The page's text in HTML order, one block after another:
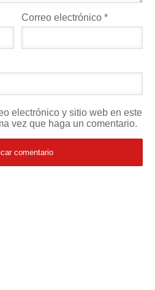
Correo electrónico*
electrónico y sitio web en este
vez que haga un comentario.